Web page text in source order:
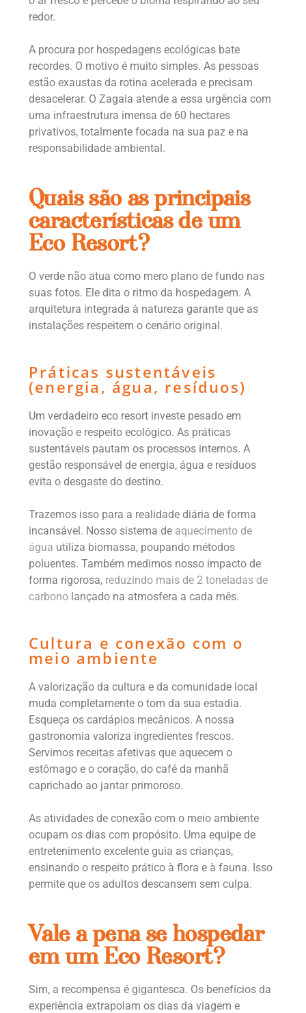
redor.
A procura por hospedagens ecológicas bate
recordes. O motivo é muito simples. As pessoas
estão exaustas da rotina acelerada e precisam
desacelerar. O Zagaia atende a essa urgência com
uma infraestrutura imensa de 60 hectares
privativos, totalmente focada na sua paz e na
responsabilidade ambiental.
Quais são as principais
características de um
Eco Resort?
O verde não atua como mero plano de fundo nas
suas fotos. Ele dita o ritmo da hospedagem. A
arquitetura integrada à natureza garante que as
instalações respeitem o cenário original.
Práticas sustentáveis
(energia, água, resíduos)
Um verdadeiro eco resort investe pesado em
inovação e respeito ecológico. As práticas
sustentáveis pautam os processos internos. A
gestão responsável de energia, água e resíduos
evita o desgaste do destino.
Trazemos isso para a realidade diária de forma
incansável. Nosso sistema de aquecimento de
água utiliza biomassa, poupando métodos
poluentes. Também medimos nosso impacto de
forma rigorosa, reduzindo mais de 2 toneladas de
carbono lançado na atmosfera a cada mês.
Cultura e conexão com o
meio ambiente
A valorização da cultura e da comunidade local
muda completamente o tom da sua estadia.
Esqueça os cardápios mecânicos. A nossa
gastronomia valoriza ingredientes frescos.
Servimos receitas afetivas que aquecem o
estômago e o coração, do café da manhã
caprichado ao jantar primoroso.
As atividades de conexão com o meio ambiente
ocupam os dias com propósito. Uma equipe de
entretenimento excelente guia as crianças,
ensinando o respeito prático à flora e à fauna. Isso
permite que os adultos descansem sem culpa.
Vale a pena se hospedar
em um Eco Resort?
Sim, a recompensa é gigantesca. Os benefícios da
experiência extrapolam os dias da viagem e